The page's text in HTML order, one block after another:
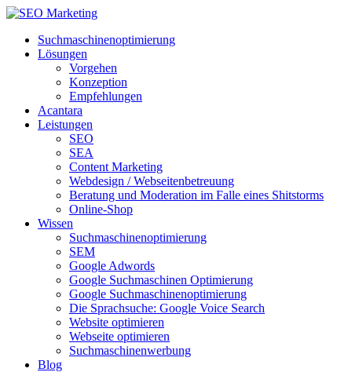
Suchmaschinenoptimierung
Lösungen
Vorgehen
Konzeption
Empfehlungen
Acantara
Leistungen
SEO
SEA
Content Marketing
Webdesign / Webseitenbetreuung
Beratung und Moderation im Falle eines Shitstorms
Online-Shop
Wissen
Suchmaschinenoptimierung
SEM
Google Adwords
Google Suchmaschinen Optimierung
Google Suchmaschinenoptimierung
Die Sprachsuche: Google Voice Search
Website optimieren
Webseite optimieren
Suchmaschinenwerbung
Blog